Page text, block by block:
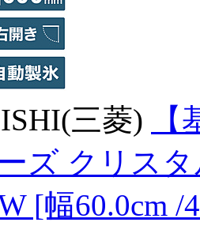
三菱)
ズ クリス
[幅60.0cm